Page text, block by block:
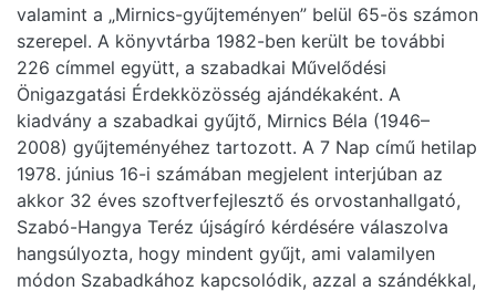
valamint a „Mirnics-gyűjteményen” belül 65-ös számon
szerepel. A könyvtárba 1982-ben került be további
226 címmel együtt, a szabadkai Művelődési
Önigazgatási Érdekközösség ajándékaként. A
kiadvány a szabadkai gyűjtő, Mirnics Béla (1946–
2008) gyűjteményéhez tartozott. A 7 Nap című hetilap
1978. június 16-i számában megjelent interjúban az
akkor 32 éves szoftverfejlesztő és orvostanhallgató,
Szabó-Hangya Teréz újságíró kérdésére válaszolva
hangsúlyozta, hogy mindent gyűjt, ami valamilyen
módon Szabadkához kapcsolódik, azzal a szándékkal,